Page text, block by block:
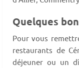
Quelques
Pour vous
restaurants de
déjeuner ou un